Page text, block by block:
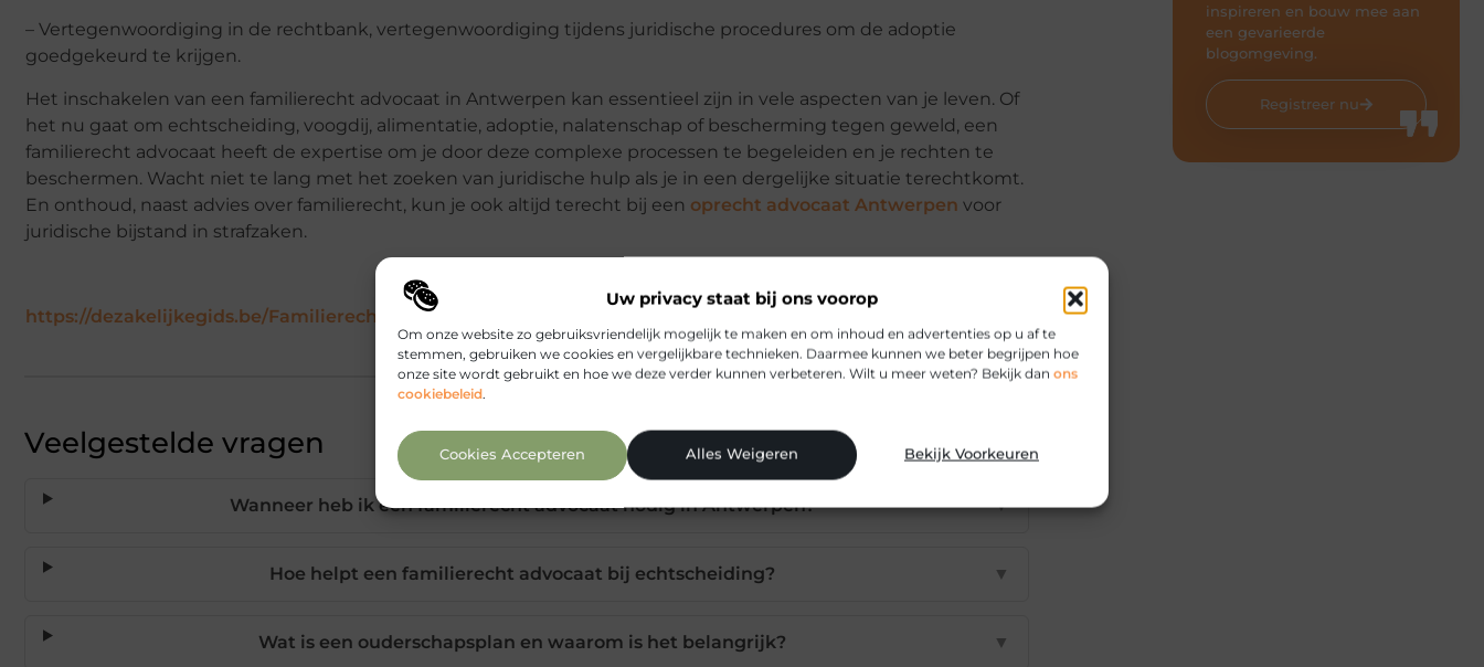
Uw privacy staat bij ons voorop
Om onze website zo gebruiksvriendelijk mogelijk te maken en om inhoud en advertenties op u af te
stemmen, gebruiken we cookies en vergelijkbare technieken. Daarmee kunnen we beter begrijpen hoe
onze site wordt gebruikt en hoe we deze verder kunnen verbeteren. Wilt u meer weten? Bekijk dan ons
cookiebeleid.
Cookies Accepteren Alles Weigeren Bekijk Voorkeuren
– Vertegenwoordiging in de rechtbank, vertegenwoordiging tijdens juridische procedures om de adoptie
goedgekeurd te krijgen.
Het inschakelen van een familierecht advocaat in Antwerpen kan essentieel zijn in vele aspecten van je leven. Of
het nu gaat om echtscheiding, voogdij, alimentatie, adoptie, nalatenschap of bescherming tegen geweld, een
familierecht advocaat heeft de expertise om je door deze complexe processen te begeleiden en je rechten te
beschermen. Wacht niet te lang met het zoeken van juridische hulp als je in een dergelijke situatie terechtkomt.
En onthoud, naast advies over familierecht, kun je ook altijd terecht bij een oprecht advocaat Antwerpen voor
juridische bijstand in strafzaken.
https://dezakelijkegids.be/Familierecht-advocaat-in-Antwerpen/
Veelgestelde vragen
Wanneer heb ik een familierecht advocaat nodig in Antwerpen? ▼
Hoe helpt een familierecht advocaat bij echtscheiding? ▼
Wat is een ouderschapsplan en waarom is het belangrijk? ▼
inspireren en bouw mee aan
een gevarieerde
blogomgeving.
Registreer nu